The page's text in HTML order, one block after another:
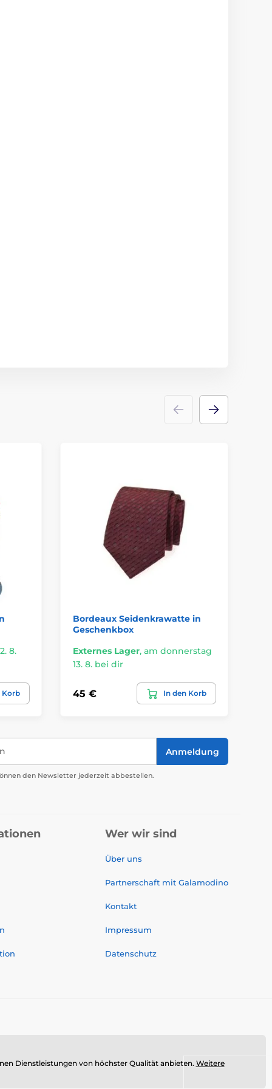
8.
Korb
Bordeaux Seidenkrawatte in
Geschenkbox
Externes Lager, am donnerstag
13. 8. bei dir
45 € In den Korb
Anmeldung
den Newsletter jederzeit abbestellen.
Wer wir sind
Über uns
Partnerschaft mit Galamodino
Kontakt
Impressum
Datenschutz
Dienstleistungen von höchster Qualität anbieten. Weitere